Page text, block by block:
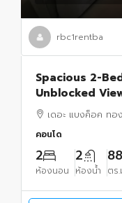
rbc1rentba
Spacious 2-
Unblocked
– BTS Thong Lo
เดอะ แบงค็อค ทอ
คอนโด
2
ห้องนอน
2
ห้องน้ำ
88
ตร.